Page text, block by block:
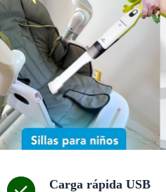
Carga rápida USB